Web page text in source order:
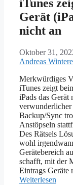
iTunes
Gerät
nicht an
Oktober 31,
Andreas
Merkwürdiges
iTunes zeigt
iPads das Gerät
verwunderlicher
Backup/Sync
Anstöpseln
Des Rätsels
wohl
Gerätebereich
schafft, mit der
Eintrags
Weiterlesen